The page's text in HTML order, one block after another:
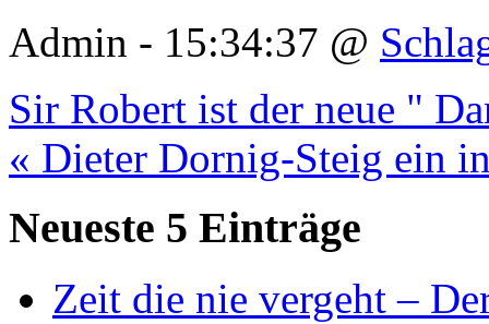
Admin - 15:34:37 @
Sir Robert ist der neue "
« Dieter Dornig-Steig ein
Neueste 5 Einträge
Zeit die nie vergeht –